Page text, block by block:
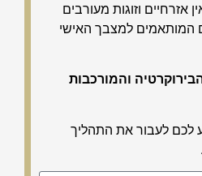
אזרחיים וזוגות מעורבים
המותאמים למצבך האישי
והמורכבות
לכם לעבור את התהליך